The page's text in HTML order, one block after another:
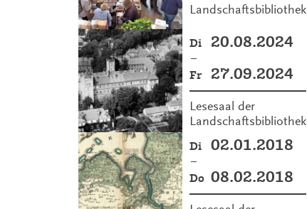
Landschaftsbibliothek
Di 20.08.2024
–
Fr 27.09.2024
Lesesaal der
Landschaftsbibliothek
Di 02.01.2018
–
Do 08.02.2018